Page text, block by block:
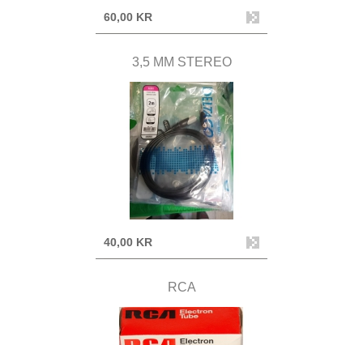
60,00 KR
3,5 MM STEREO
40,00 KR
RCA